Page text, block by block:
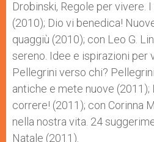
Drobinski, Regole per vivere.
(2010); Dio vi benedica!
quaggiù (2010); con Leo G.
sereno. Idee e ispirazioni per
Pellegrini verso chi?
antiche e mete nuove (2011);
correre! (2011); con Corinna
nella nostra vita. 24
Natale (2011).